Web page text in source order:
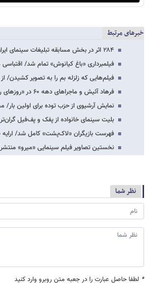
خبرهای مرتبط
۲۸۴ اثر در بخش مسابقه تبلیغات سینمای ایران «فیلم فجر» ثبت شد
فیلمبرداری «باغ کیانوش» تمام شد/ اقتباسی
فیلم‌هایی که زلزله بم را به تصویر کشیدن/
فرهاد آئیش و ماجراهای دهه ۶۰ در «روزهای روشن»
نمایش آرشیوی از حزب توده برای اولین
بلیت سینمای خانواده از پفک و پف‌فیل
فهرست بازیگران «لاک‌پشت» کامل شد/
نخستین تصاویر فیلم سینمایی «میرو»
نظر شما
* لطفا حاصل عبارت را در جعبه متن روبرو وارد کنید